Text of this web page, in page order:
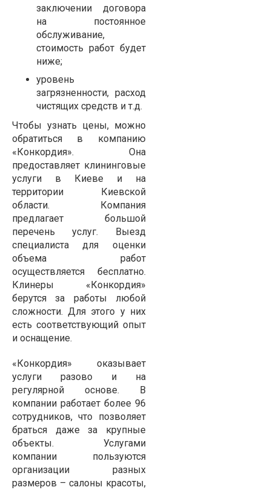
заключении договора
на постоянное
обслуживание,
стоимость работ будет
ниже;
уровень
загрязненности, расход
чистящих средств и т.д.
Чтобы узнать цены, можно
обратиться в компанию
«Конкордия». Она
предоставляет клининговые
услуги в Киеве и на
территории Киевской
области. Компания
предлагает большой
перечень услуг. Выезд
специалиста для оценки
объема работ
осуществляется бесплатно.
Клинеры «Конкордия»
берутся за работы любой
сложности. Для этого у них
есть соответствующий опыт
и оснащение.
«Конкордия» оказывает
услуги разово и на
регулярной основе. В
компании работает более 96
сотрудников, что позволяет
браться даже за крупные
объекты. Услугами
компании пользуются
организации разных
размеров – салоны красоты,